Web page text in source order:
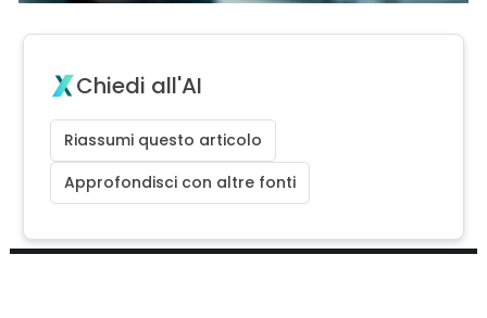
Chiedi all'AI
Riassumi questo articolo
Approfondisci con altre fonti